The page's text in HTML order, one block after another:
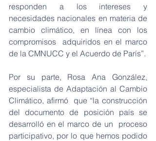
responden a los intereses y
necesidades nacionales en materia de
cambio climático, en línea con los
compromisos  adquiridos en el marco
de la CMNUCC y el Acuerdo de París”.
Por su parte, Rosa Ana González,
especialista de Adaptación al Cambio
Climático, afirmó  que “la construcción
del documento de posición país se
desarrolló en el marco de un  proceso
participativo, por lo que hemos podido